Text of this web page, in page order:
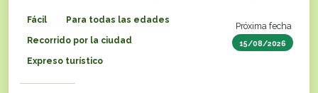
Próxima fecha
15/08/2026
Fácil Para todas las edades
Recorrido por la ciudad
Expreso turístico